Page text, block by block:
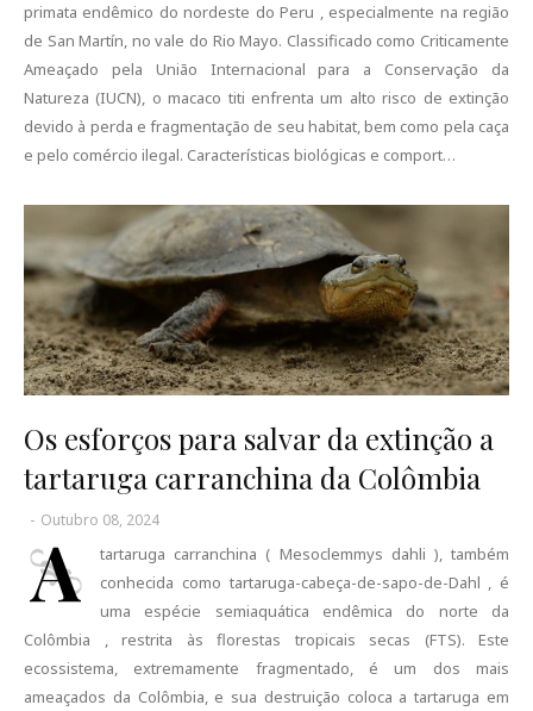
primata endêmico do nordeste do Peru , especialmente na região
de San Martín, no vale do Rio Mayo. Classificado como Criticamente
Ameaçado pela União Internacional para a Conservação da
Natureza (IUCN), o macaco titi enfrenta um alto risco de extinção
devido à perda e fragmentação de seu habitat, bem como pela caça
e pelo comércio ilegal. Características biológicas e comport…
Os esforços para salvar da extinção a
tartaruga carranchina da Colômbia
- Outubro 08, 2024
A
tartaruga carranchina ( Mesoclemmys dahli ), também
conhecida como tartaruga-cabeça-de-sapo-de-Dahl , é
uma espécie semiaquática endêmica do norte da
Colômbia , restrita às florestas tropicais secas (FTS). Este
ecossistema, extremamente fragmentado, é um dos mais
ameaçados da Colômbia, e sua destruição coloca a tartaruga em